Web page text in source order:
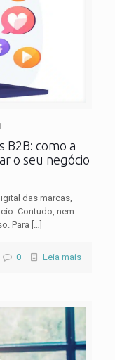
B2B: como a
o seu negócio
das marcas,
Contudo, nem
Para […]
0 Leia mais